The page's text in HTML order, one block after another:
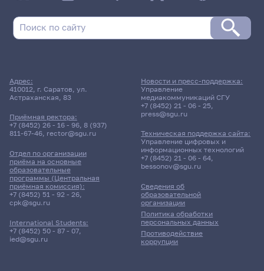
Адрес:
410012, г. Саратов, ул.
Астраханская, 83
Приёмная ректора:
+7 (8452) 26 - 16 - 96, 8 (937)
811-67-46, rector@sgu.ru
Отдел по организации
приёма на основные
образовательные
программы (Центральная
приёмная комиссия):
+7 (8452) 51 - 92 - 26,
cpk@sgu.ru
International Students:
+7 (8452) 50 - 87 - 07,
ied@sgu.ru
Сведения об
образовательной
организации
Политика обработки
персональных данных
Противодействие
коррупции
Новости и пресс-поддержка:
Управление
медиакоммуникаций СГУ
+7 (8452) 21 - 06 - 25,
press@sgu.ru
Техническая поддержка сайта:
Управление цифровых и
информационных технологий
+7 (8452) 21 - 06 - 64,
bessonov@sgu.ru